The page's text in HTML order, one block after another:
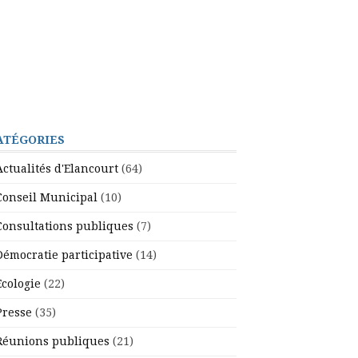
d'Elancourt (64)
Municipal (10)
publiques (7)
participative (14)
(22)
(35)
publiques (21)